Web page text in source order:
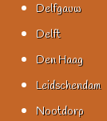
Delfgauw
Delft
Den Haag
Leidschendam
Nootdorp